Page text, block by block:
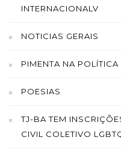
INTERNACIONALV
NOTICIAS GERAIS
PIMENTA NA POLÍTICA
POESIAS
TJ-BA TEM
CIVIL COLETIVO